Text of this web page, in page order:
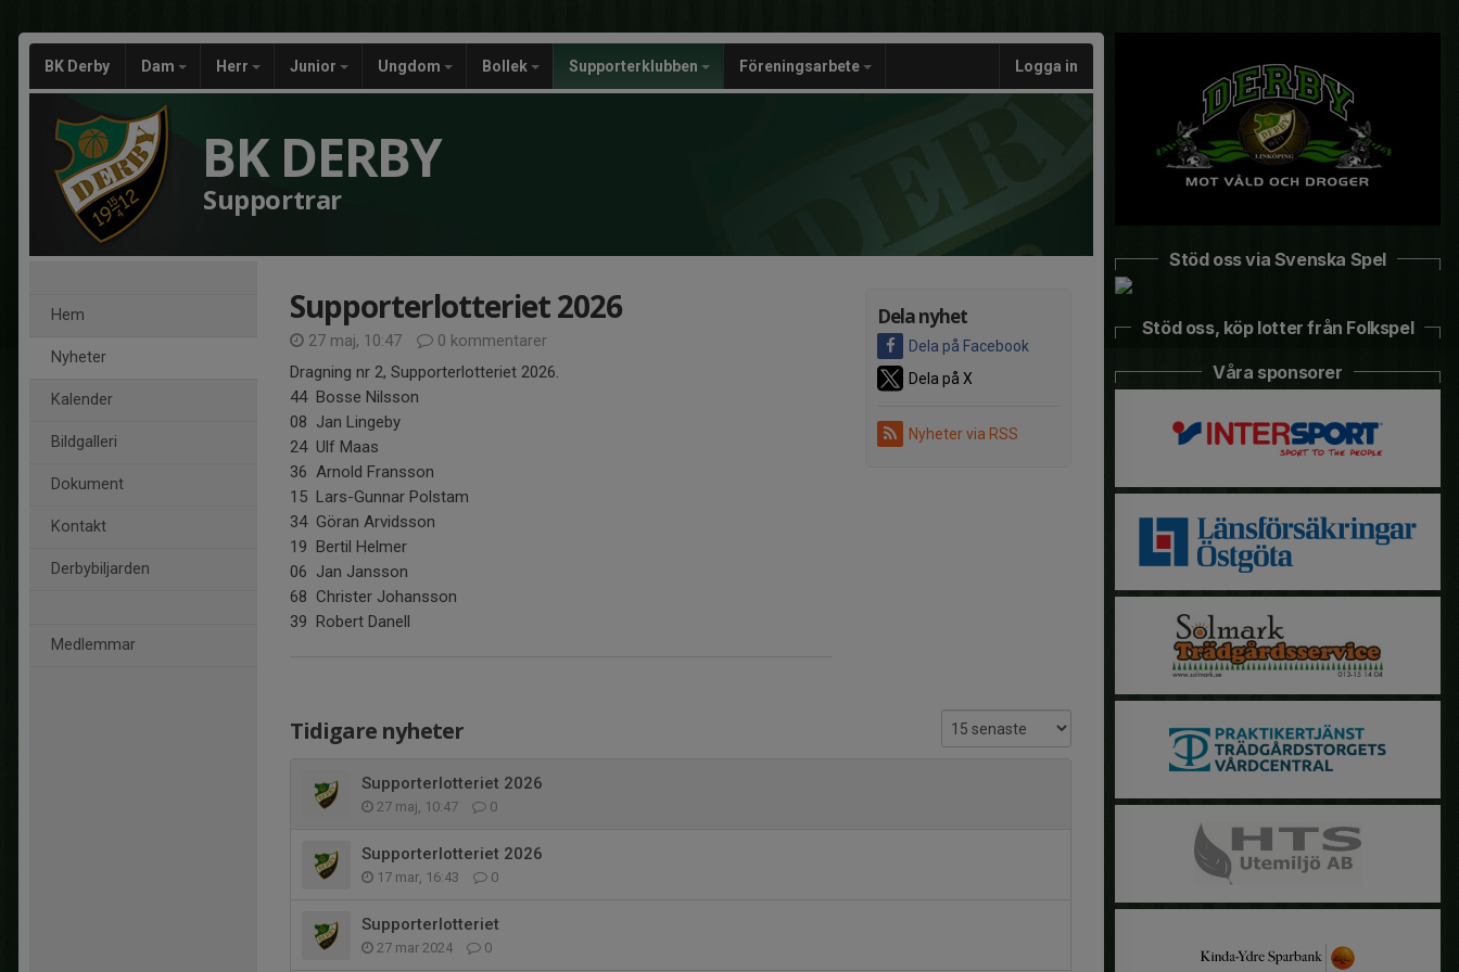
BK Derby Dam Herr Junior Ungdom Bollek Supporterklubben Föreningsarbete Logga in
BK DERBY
Supportrar
Hem
Nyheter
Kalender
Bildgalleri
Dokument
Kontakt
Derbybiljarden
Medlemmar
Dela nyhet
Dela på Facebook
Dela på X
Nyheter via RSS
Supporterlotteriet 2026
27 maj, 10:47
0 kommentarer
Dragning nr 2, Supporterlotteriet 2026.
44 Bosse Nilsson
08 Jan Lingeby
24 Ulf Maas
36 Arnold Fransson
15 Lars-Gunnar Polstam
34 Göran Arvidsson
19 Bertil Helmer
06 Jan Jansson
68 Christer Johansson
39 Robert Danell
Tidigare nyheter
Supporterlotteriet 2026
27 maj, 10:47 0
Supporterlotteriet 2026
17 mar, 16:43 0
Supporterlotteriet
27 mar 2024 0
Stöd oss via Svenska Spel
Stöd oss, köp lotter från Folkspel
Våra sponsorer